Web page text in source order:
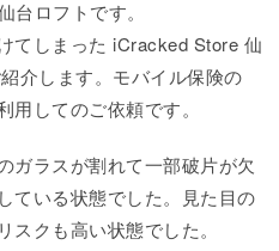
ロフトです。
てしまった iCracked Store 仙
介します。モバイル保険の
用してのご依頼です。
ガラスが割れて一部破片が欠
ている状態でした。見た目の
クも高い状態でした。